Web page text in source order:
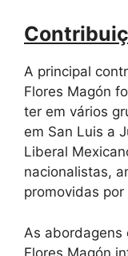
A principal
Flores Magón
ter em vários
em San Luis a
Liberal
nacionalistas,
promovidas por
As abordagens
Flores Magón